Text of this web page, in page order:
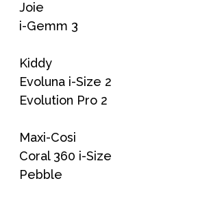
Joie
i-Gemm 3
Kiddy
Evoluna i-Size 2
Evolution Pro 2
Maxi-Cosi
Coral 360 i-Size
Pebble